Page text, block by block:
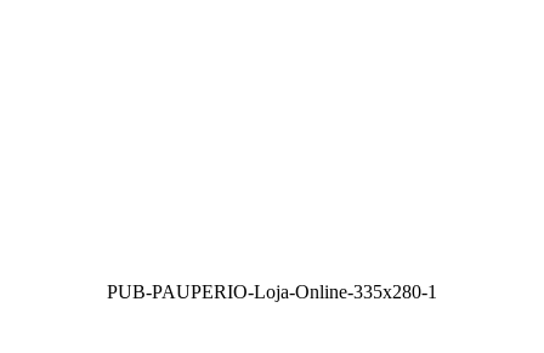
PUB-PAUPERIO-Loja-Online-335x280-1